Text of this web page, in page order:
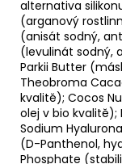
alternativa
(arganový
(anisát sodný,
(levulinát sodný,
Parkii Butter
Theobroma
kvalitě); Cocos
olej v bio
Sodium
(D-Panthenol,
Phosphate